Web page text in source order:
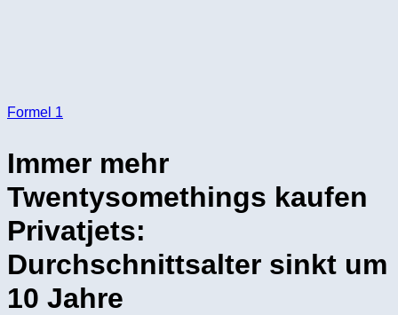
Formel 1
Immer mehr
Twentysomethings kaufen
Privatjets:
Durchschnittsalter sinkt um
10 Jahre